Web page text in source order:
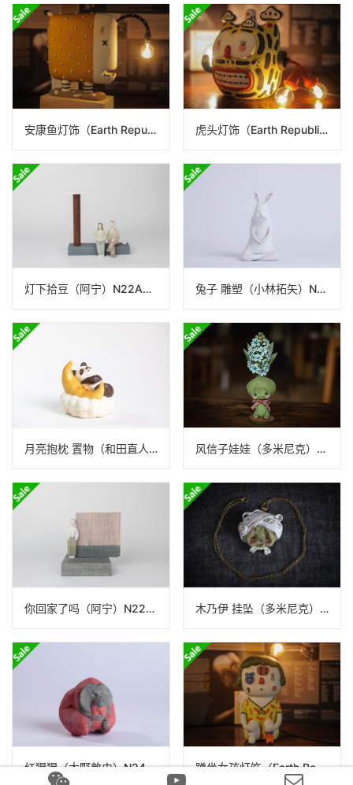
安康鱼灯饰（Earth Republic）N25ER046 虎头灯饰（Earth Republic）N25ER042
灯下拾豆（阿宁）N22A354_19 兔子 雕塑（小林拓矢）N24B199
月亮抱枕 置物（和田直人）N24B401 风信子娃娃（多米尼克）N22B075
你回家了吗（阿宁）N22A354_02 木乃伊 挂坠（多米尼克）N24B043
红猩猩（大野敦史）N24B77 蹲坐女孩灯饰（Earth Republic）N25ER033